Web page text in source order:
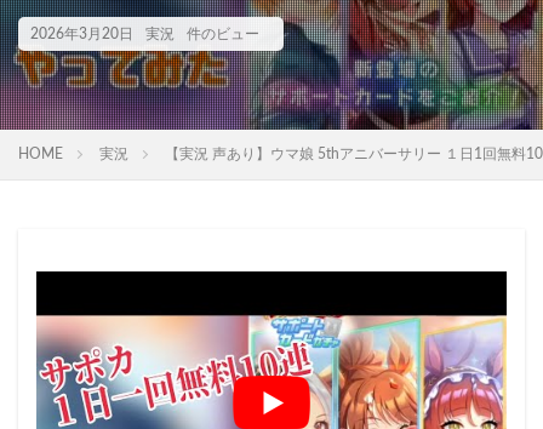
2026年3月20日 実況 件のビュー
HOME 実況 【実況 声あり】ウマ娘 5thアニバーサリー １日1回無料